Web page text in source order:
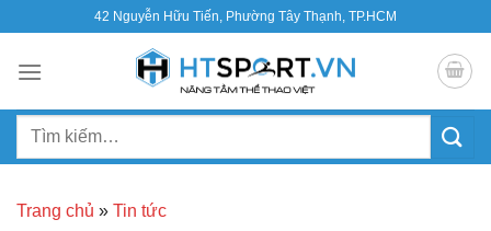
nội
42 Nguyễn Hữu Tiến, Phường Tây Thạnh, TP.HCM
Tìm
Trang chủ » Tin tức